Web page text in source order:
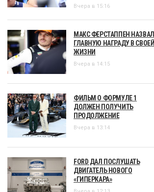
Вчера в 15:16
МАКС ФЕРСТАППЕН НАЗВАЛ
ГЛАВНУЮ НАГРАДУ В СВОЕЙ
ЖИЗНИ
Вчера в 14:15
ФИЛЬМ О ФОРМУЛЕ 1
ДОЛЖЕН ПОЛУЧИТЬ
ПРОДОЛЖЕНИЕ
Вчера в 13:14
FORD ДАЛ ПОСЛУШАТЬ
ДВИГАТЕЛЬ НОВОГО
«ГИПЕРКАРА»